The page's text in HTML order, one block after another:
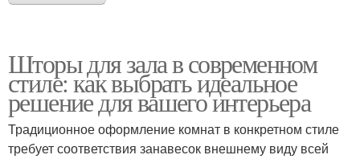
Рулонные шторы Шторы с интерьером
Шторы для зала в современном
стиле: как выбрать идеальное
решение для вашего интерьера
Традиционное оформление комнат в конкретном стиле
требует соответствия занавесок внешнему виду всей